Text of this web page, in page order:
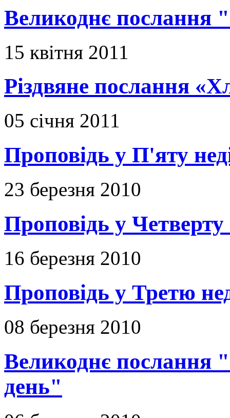
Великоднє послання
15 квітня 2011
Різдвяне послання
05 січня 2011
Проповідь у П'яту
23 березня 2010
Проповідь у
16 березня 2010
Проповідь у Третю
08 березня 2010
Великоднє послання
день"